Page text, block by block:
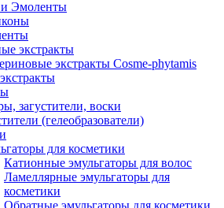
Эмоленты
экстракты
экстракты Cosme-phytamis
загустители, воски
(гелеобразователи)
для косметики
Катионные эмульгаторы для волос
Ламеллярные эмульгаторы для
косметики
Обратные эмульгаторы для косметики